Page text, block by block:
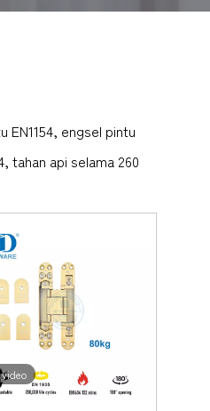
EN1154, engsel pintu
tahan api selama 260
video